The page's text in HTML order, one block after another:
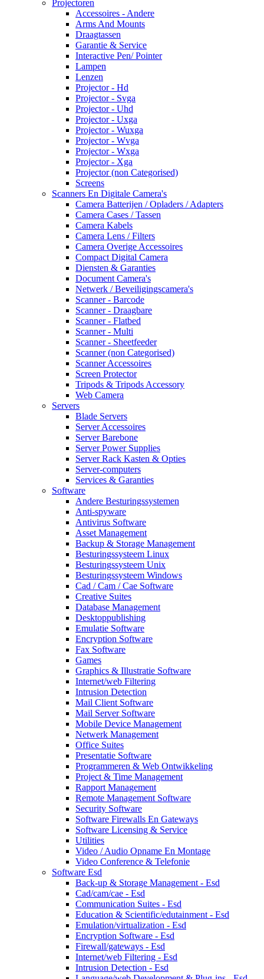
Projectoren
Accessoires - Andere
Arms And Mounts
Draagtassen
Garantie & Service
Interactive Pen/ Pointer
Lampen
Lenzen
Projector - Hd
Projector - Svga
Projector - Uhd
Projector - Uxga
Projector - Wuxga
Projector - Wvga
Projector - Wxga
Projector - Xga
Projector (non Categorised)
Screens
Scanners En Digitale Camera's
Camera Batterijen / Opladers / Adapters
Camera Cases / Tassen
Camera Kabels
Camera Lens / Filters
Camera Overige Accessoires
Compact Digital Camera
Diensten & Garanties
Document Camera's
Netwerk / Beveiligingscamera's
Scanner - Barcode
Scanner - Draagbare
Scanner - Flatbed
Scanner - Multi
Scanner - Sheetfeeder
Scanner (non Categorised)
Scanner Accessoires
Screen Protector
Tripods & Tripods Accessory
Web Camera
Servers
Blade Servers
Server Accessoires
Server Barebone
Server Power Supplies
Server Rack Kasten & Opties
Server-computers
Services & Garanties
Software
Andere Besturingssystemen
Anti-spyware
Antivirus Software
Asset Management
Backup & Storage Management
Besturingssysteem Linux
Besturingssysteem Unix
Besturingssysteem Windows
Cad / Cam / Cae Software
Creative Suites
Database Management
Desktoppublishing
Emulatie Software
Encryption Software
Fax Software
Games
Graphics & Illustratie Software
Internet/web Filtering
Intrusion Detection
Mail Client Software
Mail Server Software
Mobile Device Management
Netwerk Management
Office Suites
Presentatie Software
Programmeren & Web Ontwikkeling
Project & Time Management
Rapport Management
Remote Management Software
Security Software
Software Firewalls En Gateways
Software Licensing & Service
Utilities
Video / Audio Opname En Montage
Video Conference & Telefonie
Software Esd
Back-up & Storage Management - Esd
Cad/cam/cae - Esd
Communication Suites - Esd
Education & Scientific/edutainment - Esd
Emulation/virtualization - Esd
Encryption Software - Esd
Firewall/gateways - Esd
Internet/web Filtering - Esd
Intrusion Detection - Esd